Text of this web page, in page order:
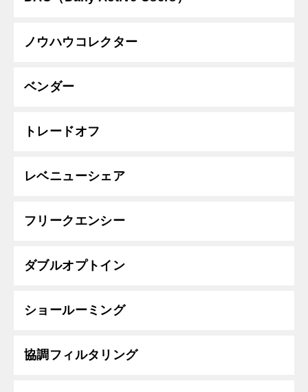
ノウハウコレクター
ベンダー
トレードオフ
レベニューシェア
フリークエンシー
ダブルオプトイン
ショールーミング
協調フィルタリング